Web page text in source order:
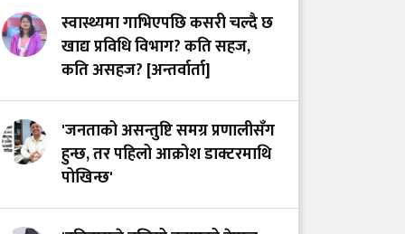
स्वास्थ्यमा गाभिएपछि कसरी चल्दै छ
खाद्य प्रविधि विभाग? कति सहज,
कति असहज? [अन्तर्वार्ता]
'जनताको असन्तुष्टि समग्र प्रणालीसँग
हुन्छ, तर पहिलो आक्रोश डाक्टरमाथि
पोखिन्छ'